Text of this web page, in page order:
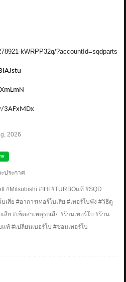
kWRPP32q/?accountId=sqdparts
2026
ประกาศ
#Mitsubishi #IHI #TURBOแท้ #SQD
บเสีย #อาการเทอร์โบเสีย #เทอร์โบพัง #วิธีดู
เสีย #เช็คสาเหตุรถเสีย #ร้านเทอร์โบ #ร้าน
แท้ #เปลี่ยนเบอร์โบ #ซ่อมเทอร์โบ